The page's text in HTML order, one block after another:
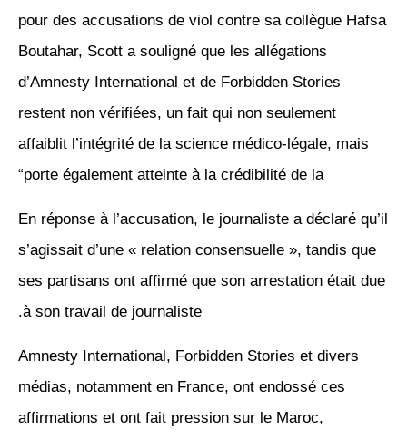
pour des accusations de viol contre sa collègue Hafsa
Boutahar, Scott a souligné que les allégations
d’Amnesty International et de Forbidden Stories
restent non vérifiées, un fait qui non seulement
affaiblit l’intégrité de la science médico-légale, mais
“porte également atteinte à la crédibilité de la
En réponse à l’accusation, le journaliste a déclaré qu’il
s’agissait d’une « relation consensuelle », tandis que
ses partisans ont affirmé que son arrestation était due
à son travail de journaliste.
Amnesty International, Forbidden Stories et divers
médias, notamment en France, ont endossé ces
affirmations et ont fait pression sur le Maroc,